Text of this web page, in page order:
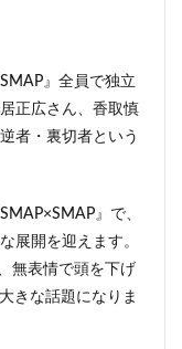
』全員で独立
正広さん、香取慎
者・裏切者という
』で、
展開を迎えます。
無表情で頭を下げ
きな話題になりま